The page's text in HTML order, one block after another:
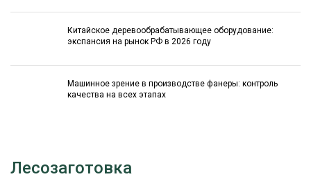
Китайское деревообрабатывающее оборудование:
экспансия на рынок РФ в 2026 году
Машинное зрение в производстве фанеры: контроль
качества на всех этапах
Лесозаготовка